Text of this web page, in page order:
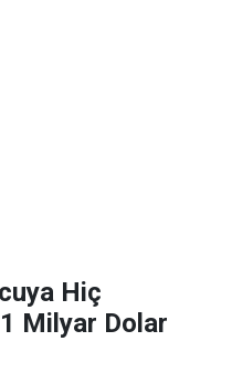
Hiç
1 Milyar Dolar